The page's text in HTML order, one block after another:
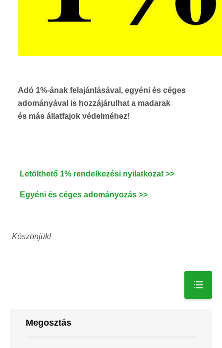
Adó 1%-ának felajánlásával , egyéni és céges
adományával is hozzájárulhat a madarak
és más állatfajok védelméhez!
Letölthető 1% rendelkezési nyilatkozat >>
Egyéni és céges adományozás >>
Köszönjük!
Megosztás